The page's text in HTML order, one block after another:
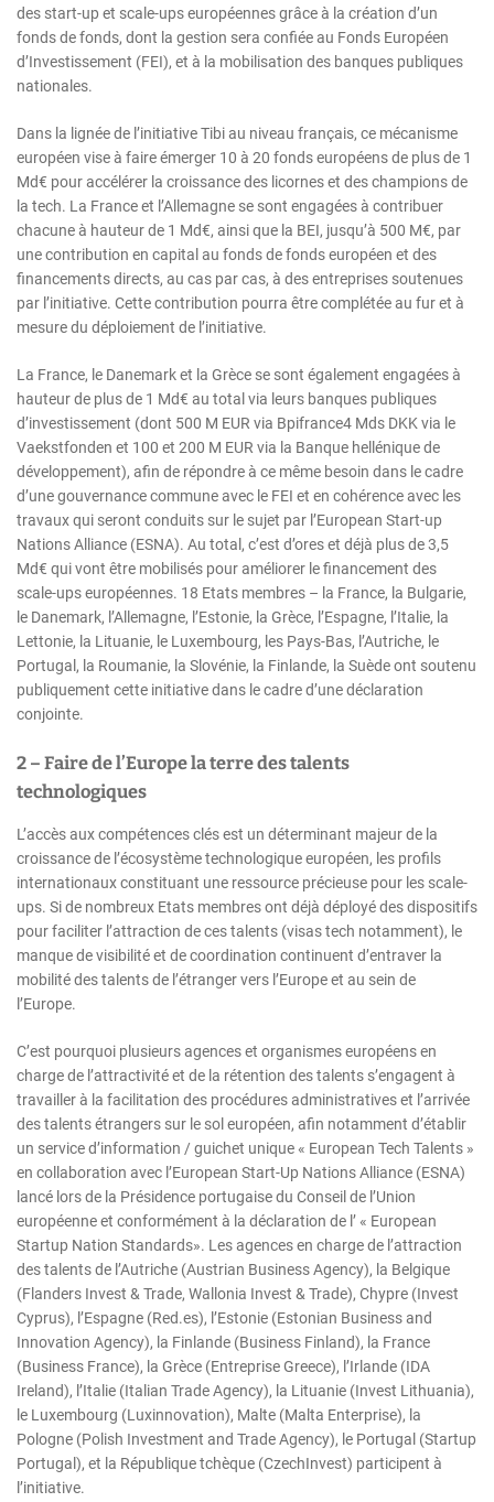
des start-up et scale-ups européennes grâce à la création d’un
fonds de fonds, dont la gestion sera confiée au Fonds Européen
d’Investissement (FEI), et à la mobilisation des banques publiques
nationales.
Dans la lignée de l’initiative Tibi au niveau français, ce mécanisme
européen vise à faire émerger 10 à 20 fonds européens de plus de 1
Md€ pour accélérer la croissance des licornes et des champions de
la tech. La France et l’Allemagne se sont engagées à contribuer
chacune à hauteur de 1 Md€, ainsi que la BEI, jusqu’à 500 M€, par
une contribution en capital au fonds de fonds européen et des
financements directs, au cas par cas, à des entreprises soutenues
par l’initiative. Cette contribution pourra être complétée au fur et à
mesure du déploiement de l’initiative.
La France, le Danemark et la Grèce se sont également engagées à
hauteur de plus de 1 Md€ au total via leurs banques publiques
d’investissement (dont 500 M EUR via Bpifrance4 Mds DKK via le
Vaekstfonden et 100 et 200 M EUR via la Banque hellénique de
développement), afin de répondre à ce même besoin dans le cadre
d’une gouvernance commune avec le FEI et en cohérence avec les
travaux qui seront conduits sur le sujet par l’European Start-up
Nations Alliance (ESNA). Au total, c’est d’ores et déjà plus de 3,5
Md€ qui vont être mobilisés pour améliorer le financement des
scale-ups européennes. 18 Etats membres – la France, la Bulgarie,
le Danemark, l’Allemagne, l’Estonie, la Grèce, l’Espagne, l’Italie, la
Lettonie, la Lituanie, le Luxembourg, les Pays-Bas, l’Autriche, le
Portugal, la Roumanie, la Slovénie, la Finlande, la Suède ont soutenu
publiquement cette initiative dans le cadre d’une déclaration
conjointe.
2 – Faire de l’Europe la terre des talents
technologiques
L’accès aux compétences clés est un déterminant majeur de la
croissance de l’écosystème technologique européen, les profils
internationaux constituant une ressource précieuse pour les scale-
ups. Si de nombreux Etats membres ont déjà déployé des dispositifs
pour faciliter l’attraction de ces talents (visas tech notamment), le
manque de visibilité et de coordination continuent d’entraver la
mobilité des talents de l’étranger vers l’Europe et au sein de
l’Europe.
C’est pourquoi plusieurs agences et organismes européens en
charge de l’attractivité et de la rétention des talents s’engagent à
travailler à la facilitation des procédures administratives et l’arrivée
des talents étrangers sur le sol européen, afin notamment d’établir
un service d’information / guichet unique « European Tech Talents »
en collaboration avec l’European Start-Up Nations Alliance (ESNA)
lancé lors de la Présidence portugaise du Conseil de l’Union
européenne et conformément à la déclaration de l’ « European
Startup Nation Standards». Les agences en charge de l’attraction
des talents de l’Autriche (Austrian Business Agency), la Belgique
(Flanders Invest & Trade, Wallonia Invest & Trade), Chypre (Invest
Cyprus), l’Espagne (Red.es), l’Estonie (Estonian Business and
Innovation Agency), la Finlande (Business Finland), la France
(Business France), la Grèce (Entreprise Greece), l’Irlande (IDA
Ireland), l’Italie (Italian Trade Agency), la Lituanie (Invest Lithuania),
le Luxembourg (Luxinnovation), Malte (Malta Enterprise), la
Pologne (Polish Investment and Trade Agency), le Portugal (Startup
Portugal), et la République tchèque (CzechInvest) participent à
l’initiative.